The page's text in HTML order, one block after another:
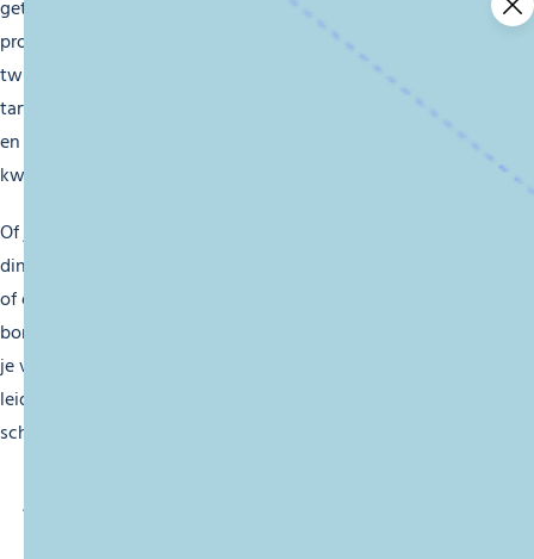
getalenteerde chef-koks, met aandacht voor lokale
producten en traditionele recepten met een moderne
twist. Laat je verleiden door lokale specialiteiten zoals
tartiflette, raclette of fondue, of kies voor meer exotische
en innovatieve gerechten, altijd bereid met
kwaliteitsingrediënten.
Of je nu op zoek bent naar een gezellige sfeer voor een
diner voor twee, een zonnig terras voor een familie lunch
of een levendige bar voor een avond met vrienden met een
bord om te delen, de etablissementen van Morzine zullen
je verwelkomen in een warme en vriendelijke sfeer. Laat je
leiden door je smaakpapillen en ontdek de gastronomische
schatten van Morzine. Eet smakelijk!